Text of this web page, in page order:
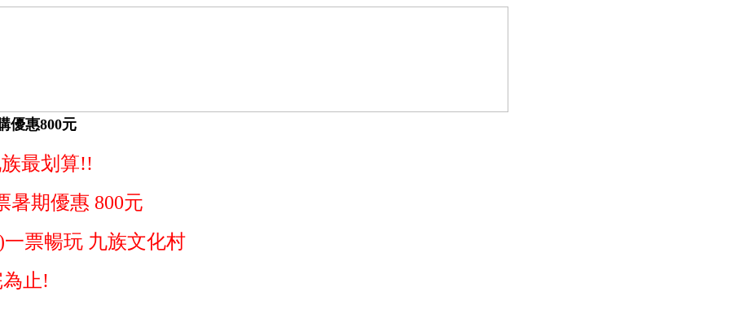
優惠800元
最划算!!
暑期優惠 800元
票暢玩 九族文化村
止!